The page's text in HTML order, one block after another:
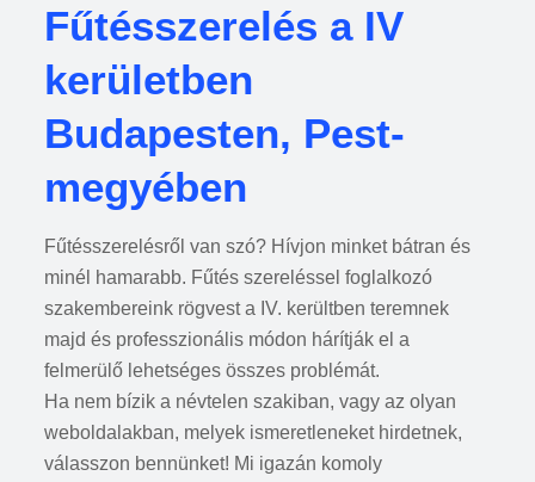
Fűtésszerelés a IV
kerületben
Budapesten, Pest-
megyében
Fűtésszerelésről van szó? Hívjon minket bátran és
minél hamarabb. Fűtés szereléssel foglalkozó
szakembereink rögvest a IV. kerültben teremnek
majd és professzionális módon hárítják el a
felmerülő lehetséges összes problémát.
Ha nem bízik a névtelen szakiban, vagy az olyan
weboldalakban, melyek ismeretleneket hirdetnek,
válasszon bennünket! Mi igazán komoly